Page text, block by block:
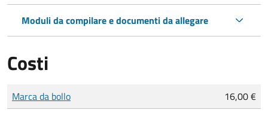
Moduli da compilare e documenti da allegare
Costi
Tipo di pagamento
Importo
Marca da bollo 16,00 €